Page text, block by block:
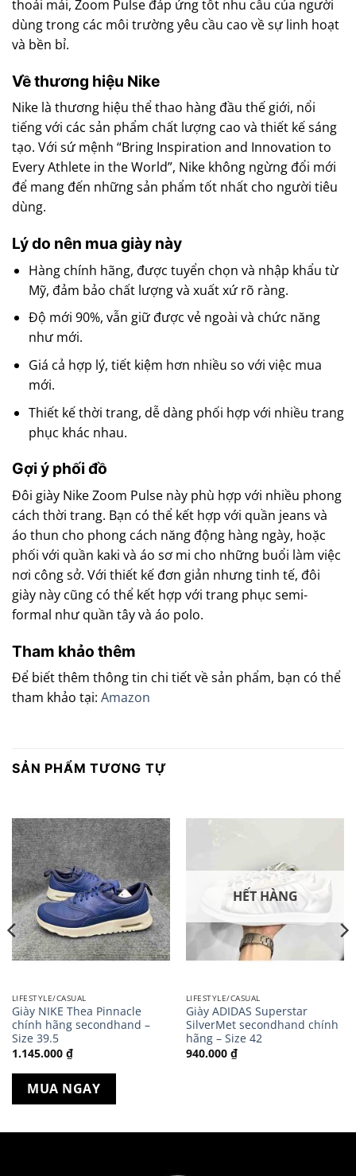
thoải mái, Zoom Pulse đáp ứng tốt nhu cầu của người
dùng trong các môi trường yêu cầu cao về sự linh hoạt
và bền bỉ.
Về thương hiệu Nike
Nike là thương hiệu thể thao hàng đầu thế giới, nổi
tiếng với các sản phẩm chất lượng cao và thiết kế sáng
tạo. Với sứ mệnh “Bring Inspiration and Innovation to
Every Athlete in the World”, Nike không ngừng đổi mới
để mang đến những sản phẩm tốt nhất cho người tiêu
dùng.
Lý do nên mua giày này
Hàng chính hãng, được tuyển chọn và nhập khẩu từ
Mỹ, đảm bảo chất lượng và xuất xứ rõ ràng.
Độ mới 90%, vẫn giữ được vẻ ngoài và chức năng
như mới.
Giá cả hợp lý, tiết kiệm hơn nhiều so với việc mua
mới.
Thiết kế thời trang, dễ dàng phối hợp với nhiều trang
phục khác nhau.
Gợi ý phối đồ
Đôi giày Nike Zoom Pulse này phù hợp với nhiều phong
cách thời trang. Bạn có thể kết hợp với quần jeans và
áo thun cho phong cách năng động hàng ngày, hoặc
phối với quần kaki và áo sơ mi cho những buổi làm việc
nơi công sở. Với thiết kế đơn giản nhưng tinh tế, đôi
giày này cũng có thể kết hợp với trang phục semi-
formal như quần tây và áo polo.
Tham khảo thêm
Để biết thêm thông tin chi tiết về sản phẩm, bạn có thể
tham khảo tại: Amazon
SẢN PHẨM TƯƠNG TỰ
LIFESTYLE/CASUAL
Giày NIKE Thea Pinnacle
chính hãng secondhand –
Size 39.5
1.145.000 ₫
MUA NGAY
HẾT HÀNG
LIFESTYLE/CASUAL
Giày ADIDAS Superstar
SilverMet secondhand chính
hãng – Size 42
940.000 ₫